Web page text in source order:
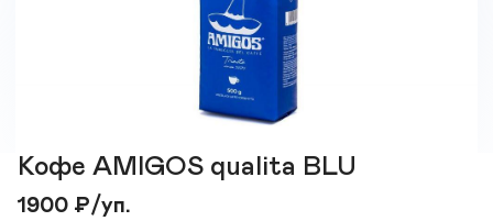
Кофе AMIGOS qualita BLU
1900 ₽/уп.